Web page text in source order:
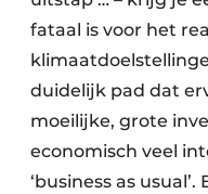
fataal is voor het
duidelijk pad dat
moeilijke, grote
economisch veel
‘business as